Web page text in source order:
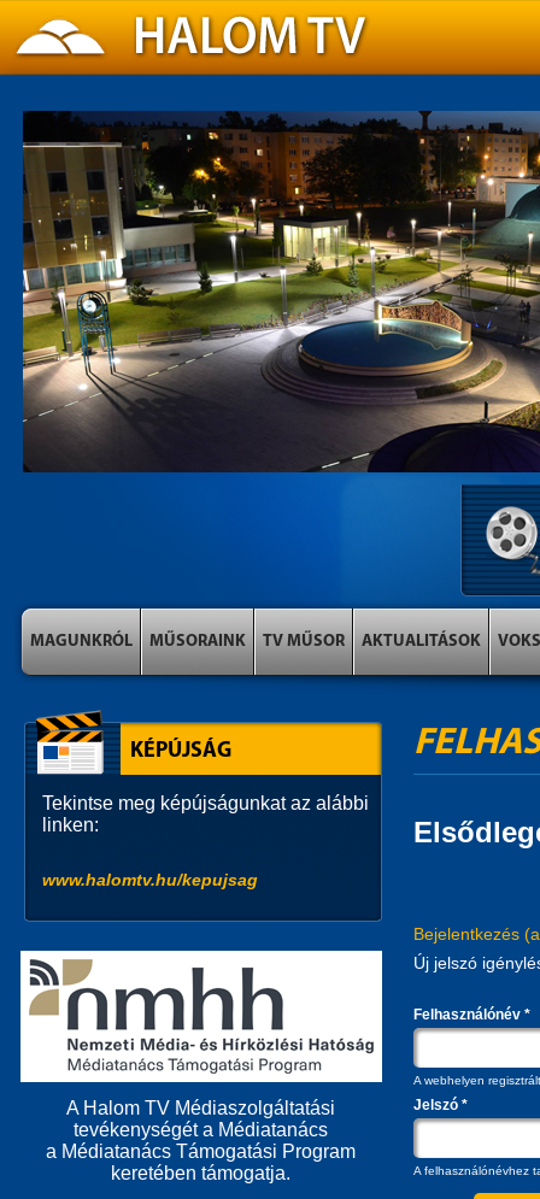
MAGUNKRÓL MŰSORAINK TV MŰSOR AKTUALITÁSOK VOKS
Bejelentkezés
Új jelszó
Felhasználónév *
A webhelyen
Jelszó *
A felhasználónévhez
KÉPÚJSÁG
Tekintse meg képújságunkat az alábbi
linken:
www.halomtv.hu/kepujsag
A Halom TV Médiaszolgáltatási
tevékenységét a Médiatanács
a Médiatanács Támogatási Program
keretében támogatja.